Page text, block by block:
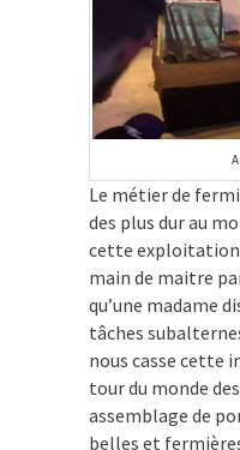
Le métier de
des plus dur au
cette exploitation
main de maitre
qu’une madame
tâches
nous casse cette
tour du monde
assemblage de
belles et